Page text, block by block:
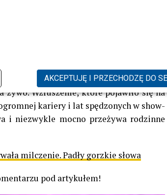
AKCEPTUJĘ I PRZECHODZĘ DO
wsparciem, szczególnie w
mówiła także o tym, jak wiele
Wzruszenie, które pojawiło się na
kariery i lat spędzonych w show-
i niezwykle mocno przeżywa rodzinne
milczenie. Padły gorzkie słowa
pod artykułem!